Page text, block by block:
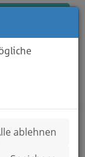
ablehnen